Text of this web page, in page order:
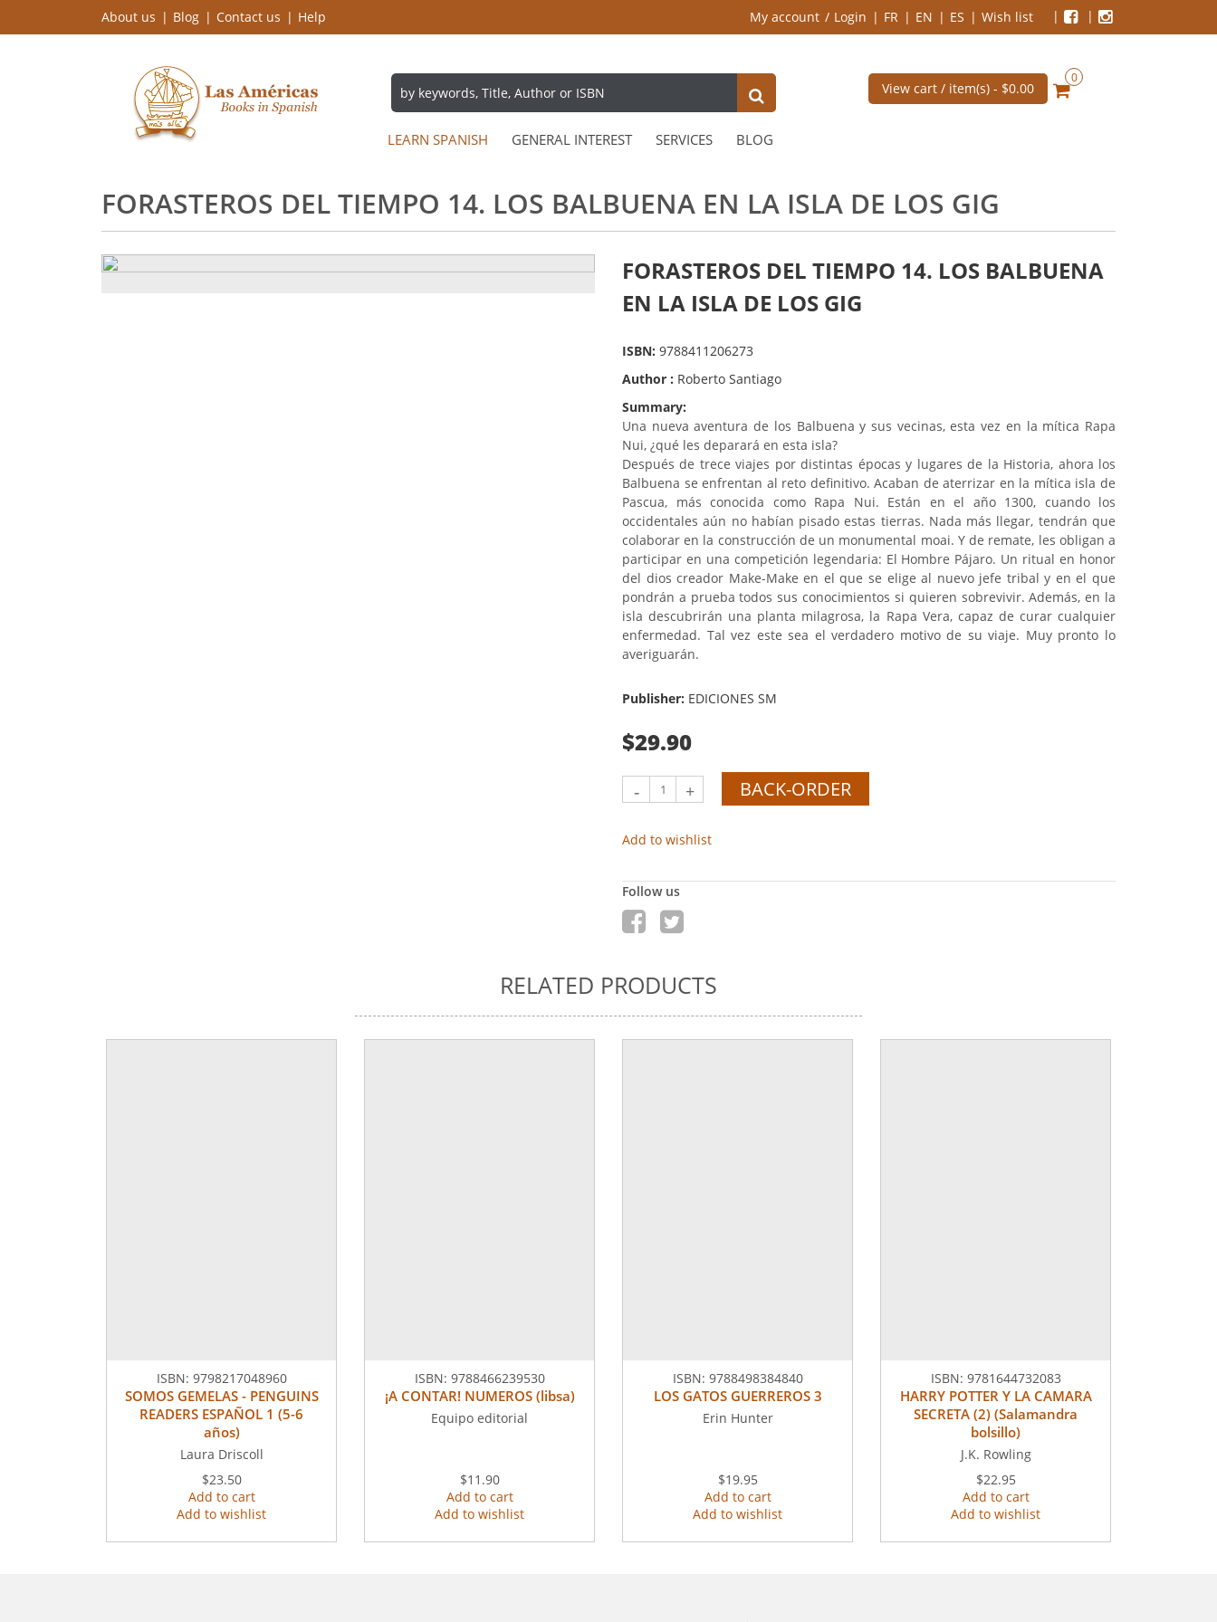
About us Blog Contact us Help My account Login FR EN ES Wish list
View cart / item(s) - $0.00
0
LEARN SPANISH GENERAL INTEREST SERVICES BLOG
FORASTEROS DEL TIEMPO 14. LOS BALBUENA EN LA ISLA DE LOS GIG
FORASTEROS DEL TIEMPO 14. LOS BALBUENA
EN LA ISLA DE LOS GIG
ISBN: 9788411206273
Author : Roberto Santiago
Summary:
Una nueva aventura de los Balbuena y sus vecinas, esta vez en la mítica Rapa
Nui, ¿qué les deparará en esta isla?
Después de trece viajes por distintas épocas y lugares de la Historia, ahora los
Balbuena se enfrentan al reto definitivo. Acaban de aterrizar en la mítica isla de
Pascua, más conocida como Rapa Nui. Están en el año 1300, cuando los
occidentales aún no habían pisado estas tierras. Nada más llegar, tendrán que
colaborar en la construcción de un monumental moai. Y de remate, les obligan a
participar en una competición legendaria: El Hombre Pájaro. Un ritual en honor
del dios creador Make-Make en el que se elige al nuevo jefe tribal y en el que
pondrán a prueba todos sus conocimientos si quieren sobrevivir. Además, en la
isla descubrirán una planta milagrosa, la Rapa Vera, capaz de curar cualquier
enfermedad. Tal vez este sea el verdadero motivo de su viaje. Muy pronto lo
averiguarán.
Publisher: EDICIONES SM
$29.90
- + BACK-ORDER
Add to wishlist
Follow us
RELATED PRODUCTS
ISBN: 9798217048960
SOMOS GEMELAS - PENGUINS
READERS ESPAÑOL 1 (5-6
años)
Laura Driscoll
$23.50
Add to cart
Add to wishlist
ISBN: 9788466239530
¡A CONTAR! NUMEROS (libsa)
Equipo editorial
$11.90
Add to cart
Add to wishlist
ISBN: 9788498384840
LOS GATOS GUERREROS 3
Erin Hunter
$19.95
Add to cart
Add to wishlist
ISBN: 9781644732083
HARRY POTTER Y LA CAMARA
SECRETA (2) (Salamandra
bolsillo)
J.K. Rowling
$22.95
Add to cart
Add to wishlist